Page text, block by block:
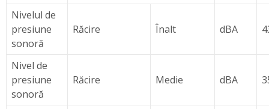
Nivelul de
presiune
sonoră
Răcire Înalt dBA
Nivel de
presiune
sonoră
Răcire Medie dBA